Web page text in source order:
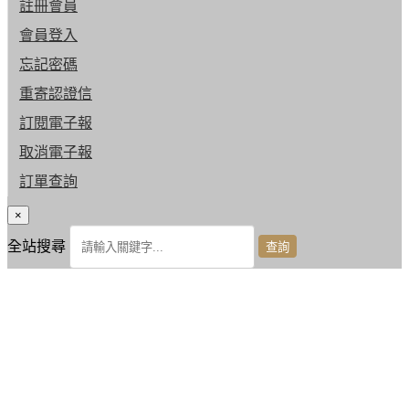
註冊會員
會員登入
忘記密碼
重寄認證信
訂閱電子報
取消電子報
訂單查詢
×
全站搜尋